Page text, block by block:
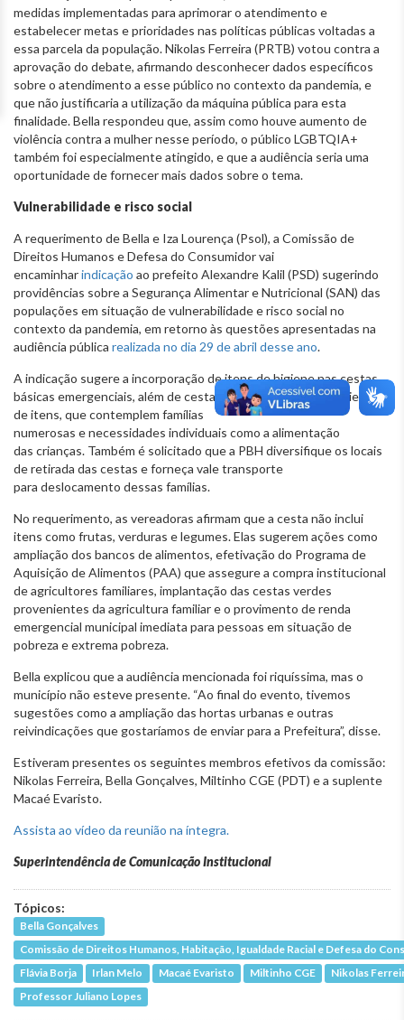
medidas implementadas para aprimorar o atendimento e
estabelecer metas e prioridades nas políticas públicas voltadas a
essa parcela da população. Nikolas Ferreira (PRTB) votou contra a
aprovação do debate, afirmando desconhecer dados específicos
sobre o atendimento a esse público no contexto da pandemia, e
que não justificaria a utilização da máquina pública para esta
finalidade. Bella respondeu que, assim como houve aumento de
violência contra a mulher nesse período, o público LGBTQIA+
também foi especialmente atingido, e que a audiência seria uma
oportunidade de fornecer mais dados sobre o tema.
Vulnerabilidade e risco social
A requerimento de Bella e Iza Lourença (Psol), a Comissão de
Direitos Humanos e Defesa do Consumidor vai
encaminharindicação ao prefeito Alexandre Kalil (PSD) sugerindo
providências sobre a Segurança Alimentar e Nutricional (SAN) das
populações em situação de vulnerabilidade e risco social no
contexto da pandemia, em retorno às questões apresentadas na
audiência pública realizada no dia 29 de abril desse ano.
A indicação sugere a incorporação de itens de higiene nas cestas
básicas emergenciais, além de cestas mais robustas com variedade
de itens, que contemplem famílias
numerosas e necessidades individuais como a alimentação
das crianças. Também é solicitado que a PBH diversifique os locais
de retirada das cestas e forneça vale transporte
para deslocamento dessas famílias.
No requerimento, as vereadoras afirmam que a cesta não inclui
itens como frutas, verduras e legumes. Elas sugerem ações como
ampliação dos bancos de alimentos, efetivação do Programa de
Aquisição de Alimentos (PAA) que assegure a compra institucional
de agricultores familiares, implantação das cestas verdes
provenientes da agricultura familiar e o provimento de renda
emergencial municipal imediata para pessoas em situação de
pobreza e extrema pobreza.
Bella explicou que a audiência mencionada foi riquíssima, mas o
município não esteve presente. “Ao final do evento, tivemos
sugestões como a ampliação das hortas urbanas e outras
reivindicações que gostaríamos de enviar para a Prefeitura”, disse.
Estiveram presentes os seguintes membros efetivos da comissão:
Nikolas Ferreira, Bella Gonçalves, Miltinho CGE (PDT) e a suplente
Macaé Evaristo.
Assista ao vídeo da reunião na íntegra.
Superintendência de Comunicação Institucional
Tópicos:
Bella Gonçalves
Comissão de Direitos Humanos, Habitação, Igualdade Racial e Defesa do
Flávia Borja
Irlan Melo Macaé Evaristo Miltinho CGE
Nikolas
Professor Juliano Lopes